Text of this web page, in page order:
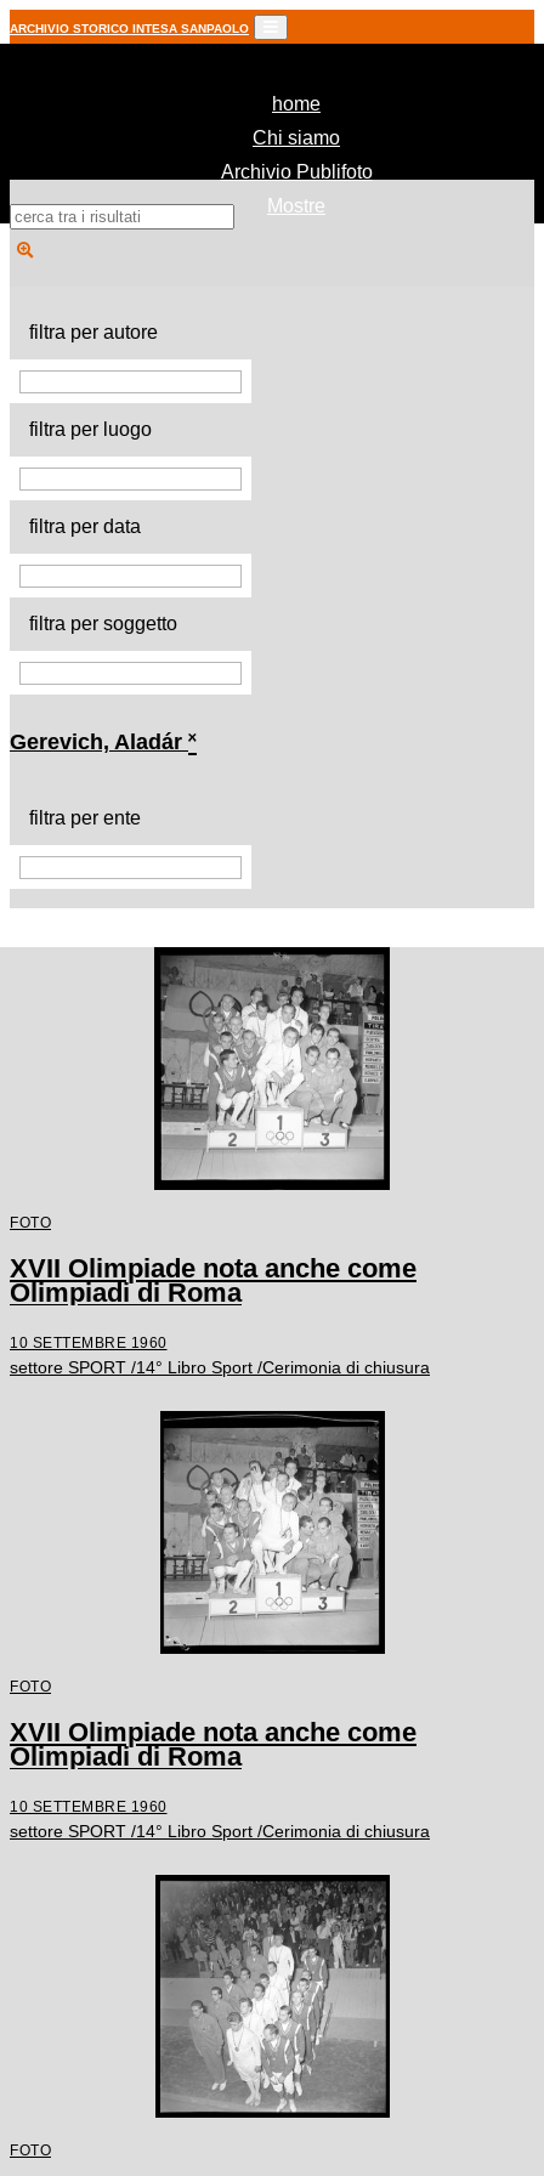
ARCHIVIO STORICO INTESA SANPAOLO
home(current)
Chi siamo
Archivio Publifoto
Mostre
filtra per autore
filtra per luogo
filtra per data
filtra per soggetto
Gerevich, Aladár ˟
filtra per ente
FOTO
XVII Olimpiade nota anche come
Olimpiadi di Roma
10 SETTEMBRE 1960
settore SPORT /14° Libro Sport /Cerimonia di chiusura
FOTO
XVII Olimpiade nota anche come
Olimpiadi di Roma
10 SETTEMBRE 1960
settore SPORT /14° Libro Sport /Cerimonia di chiusura
FOTO